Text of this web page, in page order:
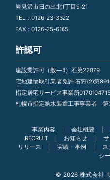
岩見沢市日の出北1丁目9-21
TEL：0126-23-3322
FAX：0126-25-6165
許認可
建設業許可（般―4）石第22879
宅地建物取引業者免許 石狩(2)第
指定居宅サービス事業所0170104715
札幌市指定給水装置工事事業者
事業内容 会社概要
RECRUIT
お知らせ
リリース
実績・事例 ス
シー
© 2026 株式会社